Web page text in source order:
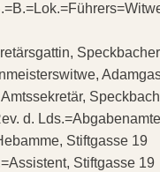
d.
Stiftgasse 19
Stiftgasse 19